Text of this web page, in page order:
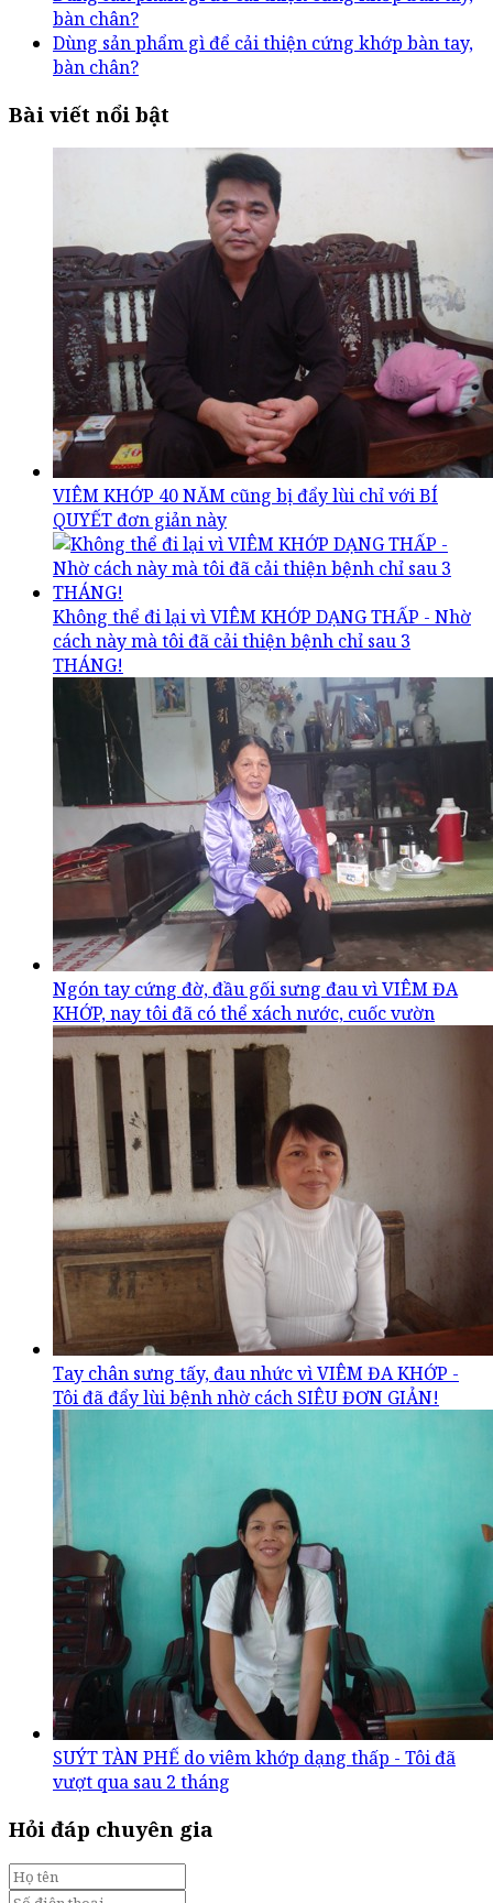
bàn chân?
Dùng sản phẩm gì để cải thiện cứng khớp bàn tay,
bàn chân?
Bài viết nổi bật
VIÊM KHỚP 40 NĂM cũng bị đẩy lùi chỉ với BÍ
QUYẾT đơn giản này
Không thể đi lại vì VIÊM KHỚP DẠNG THẤP - Nhờ
cách này mà tôi đã cải thiện bệnh chỉ sau 3
THÁNG!
Ngón tay cứng đờ, đầu gối sưng đau vì VIÊM ĐA
KHỚP, nay tôi đã có thể xách nước, cuốc vườn
Tay chân sưng tấy, đau nhức vì VIÊM ĐA KHỚP -
Tôi đã đẩy lùi bệnh nhờ cách SIÊU ĐƠN GIẢN!
SUÝT TÀN PHẾ do viêm khớp dạng thấp - Tôi đã
vượt qua sau 2 tháng
Hỏi đáp chuyên gia